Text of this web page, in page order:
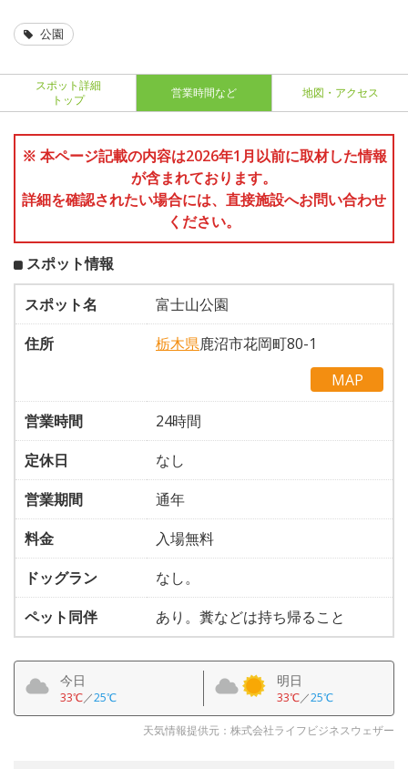
公園
スポット詳細
トップ
営業時間など 地図・アクセス
※ 本ページ記載の内容は2026年1月以前に取材した情報
が含まれております。
詳細を確認されたい場合には、直接施設へお問い合わせ
ください。
スポット情報
スポット名
富士山公園
住所
栃木県鹿沼市花岡町80-1
MAP
営業時間
24時間
定休日
なし
営業期間
通年
料金
入場無料
ドッグラン
なし。
ペット同伴
あり。糞などは持ち帰ること
今日
33℃／25℃
明日
33℃／25℃
天気情報提供元：株式会社ライフビジネスウェザー